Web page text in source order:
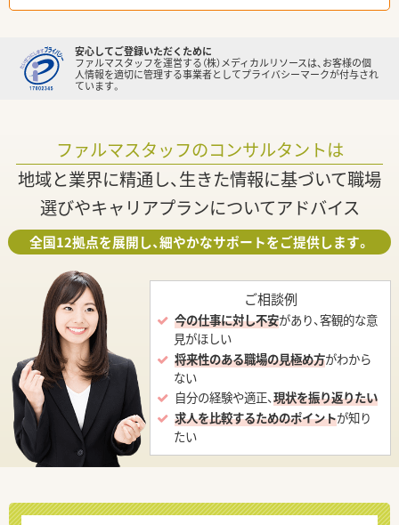
安心してご登録いただくために
ファルマスタッフを運営する（株）メディカルリソースは、お客様の個
人情報を適切に管理する事業者としてプライバシーマークが付与され
ています。
ファルマスタッフのコンサルタントは
地域と業界に精通し、生きた情報に基づいて職場
選びやキャリアプランについてアドバイス
全国12拠点を展開し、細やかなサポートをご提供します。
ご相談例
今の仕事に対し不安があり、客観的な意
見がほしい
将来性のある職場の見極め方がわから
ない
自分の経験や適正、現状を振り返りたい
求人を比較するためのポイントが知り
たい